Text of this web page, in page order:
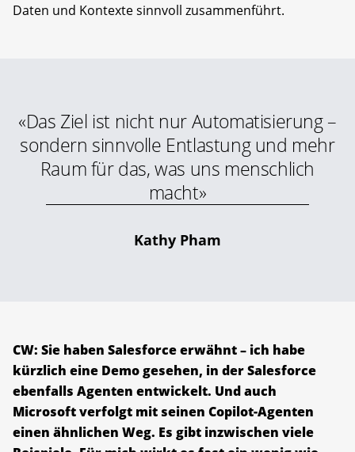
Daten und Kontexte sinnvoll zusammenführt.
«Das Ziel ist nicht nur Automatisierung –
sondern sinnvolle Entlastung und mehr
Raum für das, was uns menschlich
macht»
Kathy Pham
CW: Sie haben Salesforce erwähnt – ich habe
kürzlich eine Demo gesehen, in der Salesforce
ebenfalls Agenten entwickelt. Und auch
Microsoft verfolgt mit seinen Copilot-Agenten
einen ähnlichen Weg. Es gibt inzwischen viele